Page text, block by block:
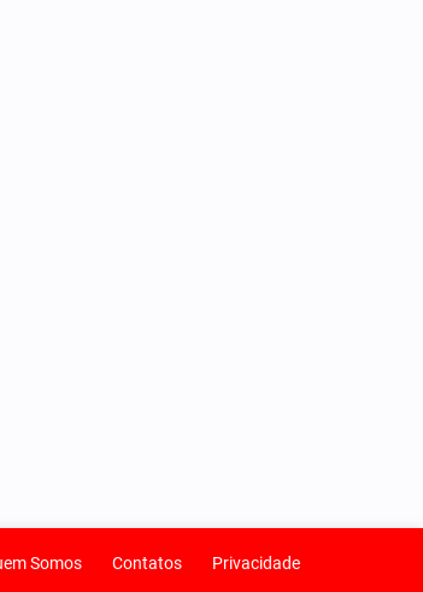
Somos Contatos Privacidade